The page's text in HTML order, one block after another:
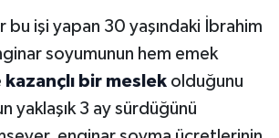
bu işi yapan 30 yaşındaki İbrahim
soyumunun hem emek
kazançlı bir meslekolduğunu
yaklaşık 3 ay sürdüğünü